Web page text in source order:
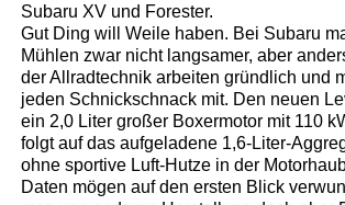
Subaru XV und Forester.
Gut Ding will Weile haben. Bei Subaru
Mühlen zwar nicht langsamer, aber
der Allradtechnik arbeiten gründlich und
jeden Schnickschnack mit. Den neuen
ein 2,0 Liter großer Boxermotor mit 110
folgt auf das aufgeladene 1,6-Liter-
ohne sportive Luft-Hutze in der
Daten mögen auf den ersten Blick